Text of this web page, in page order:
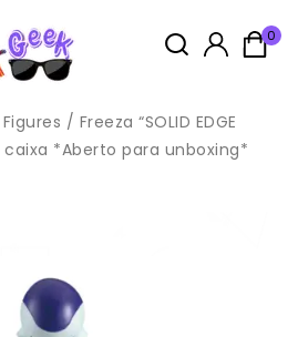
0
/ Freeza “SOLID EDGE
caixa *Aberto para unboxing*